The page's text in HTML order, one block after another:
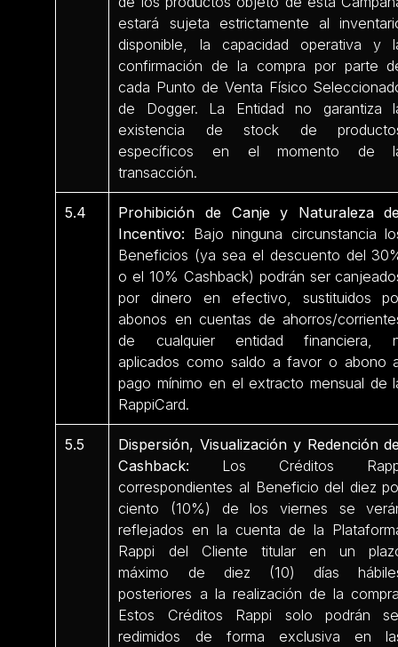
estará sujeta estrictamente al
disponible, la capacidad operativa y
confirmación de la compra por parte
cada Punto de Venta Físico
de Dogger. La Entidad no garantiza
existencia de stock de
específicos en el momento de
transacción.
5.4
Prohibición de Canje y Naturaleza
Incentivo: Bajo ninguna circunstancia
Beneficios (ya sea el descuento del
o el 10% Cashback) podrán ser
por dinero en efectivo, sustituidos
abonos en cuentas de ahorros/
de cualquier entidad financiera,
aplicados como saldo a favor o abono
pago mínimo en el extracto mensual de
RappiCard.
5.5
Dispersión, Visualización y Redención
Cashback: Los Créditos
correspondientes al Beneficio del diez
ciento (10%) de los viernes se
reflejados en la cuenta de la
Rappi del Cliente titular en un
máximo de diez (10) días
posteriores a la realización de la
Estos Créditos Rappi solo podrán
redimidos de forma exclusiva en